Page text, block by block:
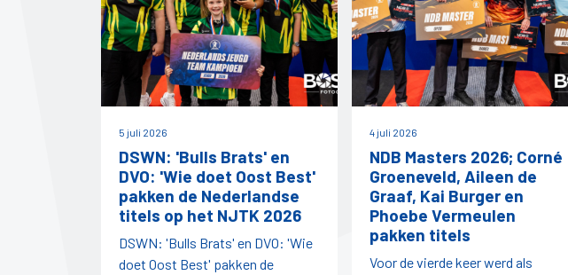
5 juli 2026
DSWN: 'Bulls Brats' en
DVO: 'Wie doet Oost Best'
pakken de Nederlandse
titels op het NJTK 2026
DSWN: 'Bulls Brats' en DVO: 'Wie
doet Oost Best' pakken de
4 juli 2026
NDB Masters 2026; Corné
Groeneveld, Aileen de
Graaf, Kai Burger en
Phoebe Vermeulen
pakken titels
Voor de vierde keer werd als